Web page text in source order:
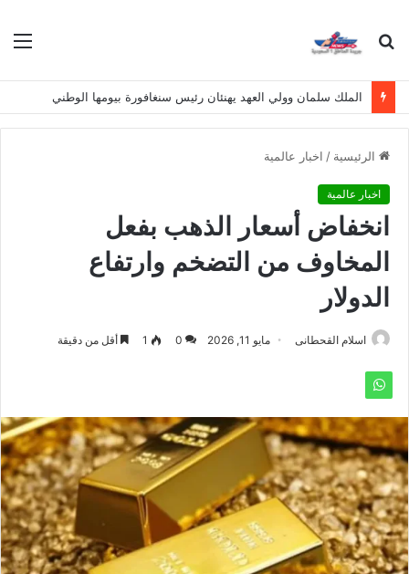
بحث
الملك سلمان وولي العهد يهنئان رئيس سنغافورة بيومها الوطني
الرئيسية / اخبار عالمية
اخبار عالمية
انخفاض أسعار الذهب بفعل
المخاوف من التضخم وارتفاع
الدولار
اسلام القحطانى مايو 11, 2026 0
1 أقل من دقيقة